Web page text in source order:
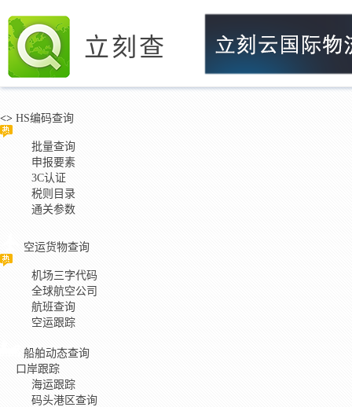
立刻查
<> HS编码查询
批量查询
申报要素
3C认证
税则目录
通关参数
空运货物查询
机场三字代码
全球航空公司
航班查询
空运跟踪
船舶动态查询
口岸跟踪
海运跟踪
码头港区查询